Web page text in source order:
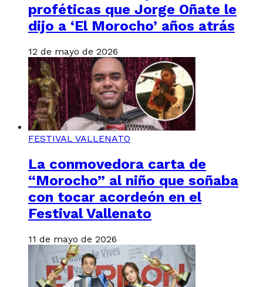
proféticas que Jorge Oñate le
dijo a ‘El Morocho’ años atrás
12 de mayo de 2026
FESTIVAL VALLENATO
La conmovedora carta de
“Morocho” al niño que soñaba
con tocar acordeón en el
Festival Vallenato
11 de mayo de 2026